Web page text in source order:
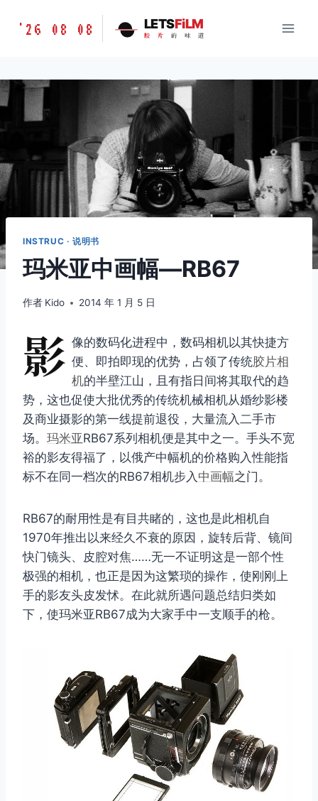
胶
味
道
LETSFILM
'26 08 08 LETSFiLM
胶 片 的 味 道
INSTRUC · 说明书
玛米亚中画幅—RB67
作者 Kido 2014 年 1 月 5 日
影 像的数码化进程中，数码相机以其快捷方
便、即拍即现的优势，占领了传统胶片相
机的半壁江山，且有指日间将其取代的趋
势，这也促使大批优秀的传统机械相机从婚纱影楼
及商业摄影的第一线提前退役，大量流入二手市
场。 玛米亚RB67系列相机便是其中之一。手头不宽
裕的影友得福了，以俄产中幅机的价格购入性能指
标不在同一档次的RB67相机步入 中画幅之门。
RB67的耐用性是有目共睹的，这也是此相机自
1970年推出以来经久不衰的原因，旋转后背、镜间
快门镜头、皮腔对焦……无一不证明这是一部个性
极强的相机，也正是因为这繁琐的操作，使刚刚上
手的影友头皮发怵。在此就所遇问题总结归类如
下，使玛米亚RB67成为大家手中一支顺手的枪。